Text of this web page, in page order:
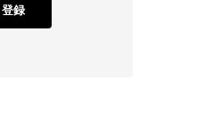
登録